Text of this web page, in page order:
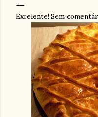
Excelente! Sem